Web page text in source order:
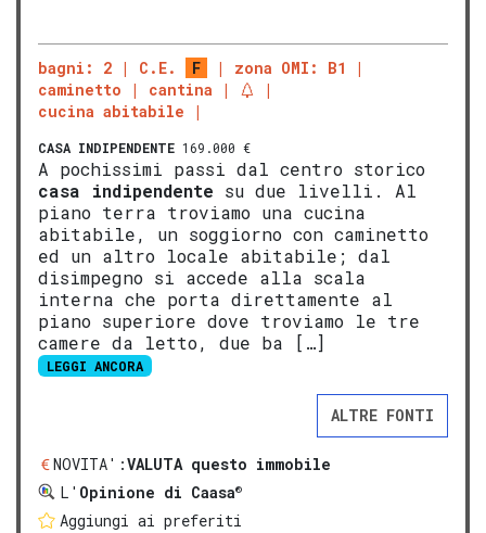
bagni: 2 C.E. F
zona OMI: B1
caminetto
cantina
cucina abitabile
CASA INDIPENDENTE 169.000 €
A pochissimi passi dal centro storico
casa indipendente su due livelli. Al
piano terra troviamo una cucina
abitabile, un soggiorno con caminetto
ed un altro locale abitabile; dal
disimpegno si accede alla scala
interna che porta direttamente al
piano superiore dove troviamo le tre
camere da letto, due ba […]
LEGGI ANCORA
ALTRE FONTI
NOVITA':VALUTA questo immobile
L' Opinione di Caasa®
Aggiungi ai preferiti